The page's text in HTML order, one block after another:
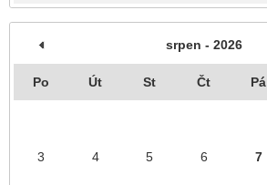
srpen - 2026
Po Út St Čt Pá
3 4 5 6 7